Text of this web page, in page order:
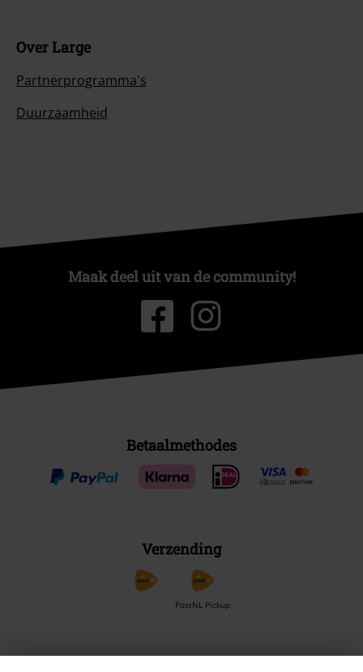
Over Large
Partnerprogramma's
Duurzaamheid
Maak deel uit van de community!
Betaalmethodes
Verzending
PostNL Pickup